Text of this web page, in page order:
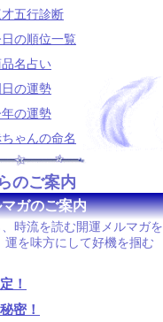
才五行診断
の順位一覧
名占い
日の運勢
の運勢
ゃんの命名
のご案内
ガのご案内
時流を読む開運メルマガを
を味方にして好機を掴む
！
密！